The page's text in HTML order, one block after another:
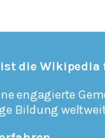
die Wikipedia
engagierte
Bildung